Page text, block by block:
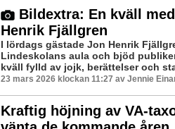
Bildextra: En kväll
Henrik Fjällgren
I lördags gästade Jon Henrik
Lindeskolans aula och bjöd
kväll fylld av jojk, berättelser och
23 mars 2026 klockan 11:27 av Jennie
Kraftig höjning av VA-